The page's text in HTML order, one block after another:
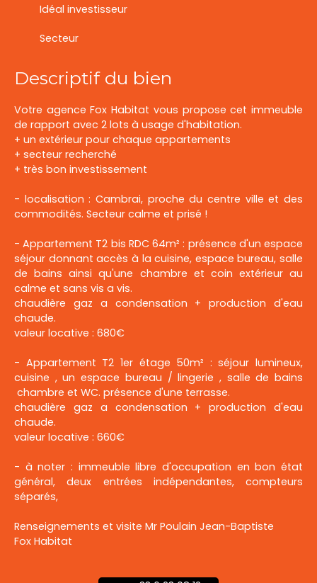
Idéal investisseur
Secteur
Descriptif du bien
Votre agence Fox Habitat vous propose cet immeuble
de rapport avec 2 lots à usage d'habitation.
+ un extérieur pour chaque appartements
+ secteur recherché
+ très bon investissement
- localisation : Cambrai, proche du centre ville et des
commodités. Secteur calme et prisé !
- Appartement T2 bis RDC 64m² : présence d'un espace
séjour donnant accès à la cuisine, espace bureau, salle
de bains ainsi qu'une chambre et coin extérieur au
calme et sans vis a vis.
chaudière gaz a condensation + production d'eau
chaude.
valeur locative : 680€
- Appartement T2 1er étage 50m² : séjour lumineux,
cuisine , un espace bureau / lingerie , salle de bains
chambre et WC. présence d'une terrasse.
chaudière gaz a condensation + production d'eau
chaude.
valeur locative : 660€
- à noter : immeuble libre d'occupation en bon état
général, deux entrées indépendantes, compteurs
séparés,
Renseignements et visite Mr Poulain Jean-Baptiste
Fox Habitat